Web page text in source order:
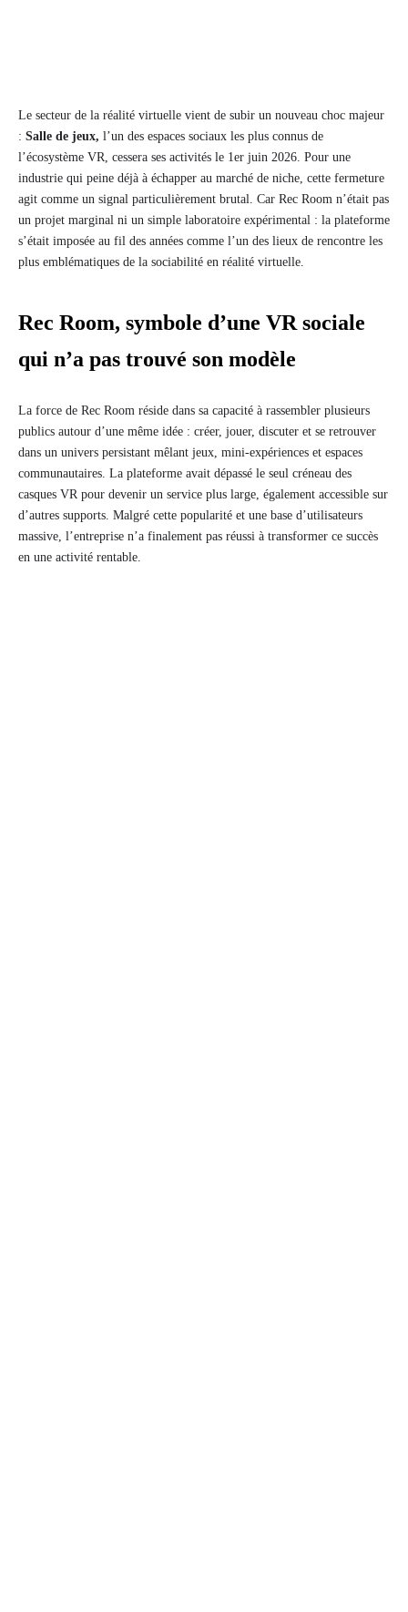
Le secteur de la réalité virtuelle vient de subir un nouveau choc majeur
: Salle de jeux, l’un des espaces sociaux les plus connus de
l’écosystème VR, cessera ses activités le 1er juin 2026. Pour une
industrie qui peine déjà à échapper au marché de niche, cette fermeture
agit comme un signal particulièrement brutal. Car Rec Room n’était pas
un projet marginal ni un simple laboratoire expérimental : la plateforme
s’était imposée au fil des années comme l’un des lieux de rencontre les
plus emblématiques de la sociabilité en réalité virtuelle.
Rec Room, symbole d’une VR sociale
qui n’a pas trouvé son modèle
La force de Rec Room réside dans sa capacité à rassembler plusieurs
publics autour d’une même idée : créer, jouer, discuter et se retrouver
dans un univers persistant mêlant jeux, mini-expériences et espaces
communautaires. La plateforme avait dépassé le seul créneau des
casques VR pour devenir un service plus large, également accessible sur
d’autres supports. Malgré cette popularité et une base d’utilisateurs
massive, l’entreprise n’a finalement pas réussi à transformer ce succès
en une activité rentable.